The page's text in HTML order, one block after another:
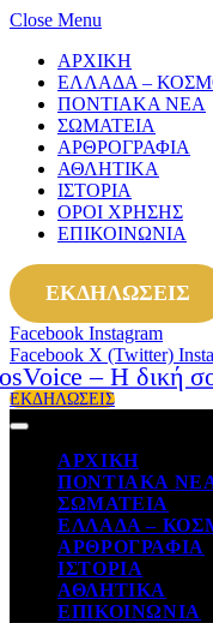
Close Menu
ΑΡΧΙΚΗ
ΕΛΛΑΔΑ –
ΠΟΝΤΙΑΚΑ ΝΕΑ
ΣΩΜΑΤΕΙΑ
ΑΡΘΡΟΓΡΑΦΙΑ
ΑΘΛΗΤΙΚΑ
ΙΣΤΟΡΙΑ
ΟΡΟΙ ΧΡΗΣΗΣ
ΕΠΙΚΟΙΝΩΝΙΑ
ΕΚΔΗΛΩΣΕΙΣ
Facebook Instagram
Facebook X (Twitter)
ΕΚΔΗΛΩΣΕΙΣ
ΑΡΧΙΚΗ
ΠΟΝΤΙΑΚΑ
ΣΩΜΑΤΕΙΑ
ΕΛΛΑΔΑ –
ΑΡΘΡΟΓΡΑΦΙΑ
ΙΣΤΟΡΙΑ
ΑΘΛΗΤΙΚΑ
ΕΠΙΚΟΙΝΩΝΙΑ